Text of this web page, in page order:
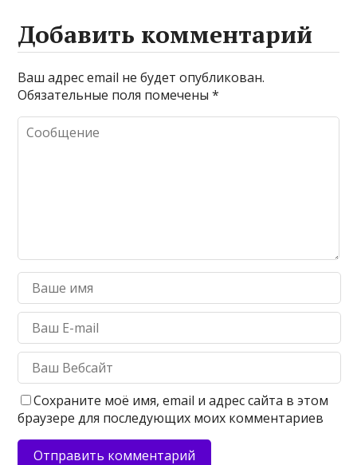
Добавить комментарий
Ваш адрес email не будет опубликован.
Обязательные поля помечены*
Сохраните моё имя, email и адрес сайта в этом
браузере для последующих моих комментариев